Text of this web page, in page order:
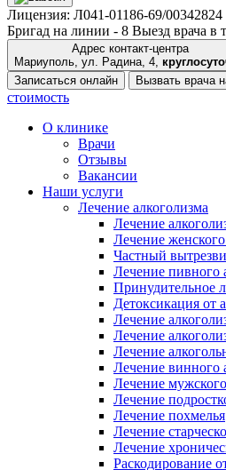
Лицензия: Л041-01186-69/00342824
Бригад на линии - 8 Выезд врача в
Адрес контакт-центра
Мариуполь, ул. Радина, 4,
Записаться онлайн
Вызвать врача
стоимость
О клинике
Врачи
Отзывы
Вакансии
Наши услуги
Лечение алкоголизма
Лечение
Лечение
Частный
Лечение пивного
Принудительное
Детоксикация от
Лечение
Лечение
Лечение
Лечение винного
Лечение
Лечение
Лечение похмелья
Лечение
Лечение
Раскодирование